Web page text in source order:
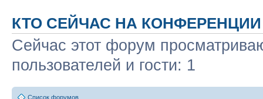
КТО СЕЙЧАС НА КОНФЕРЕНЦИИ
Сейчас этот форум
пользователей и гости: 1
Список форумов